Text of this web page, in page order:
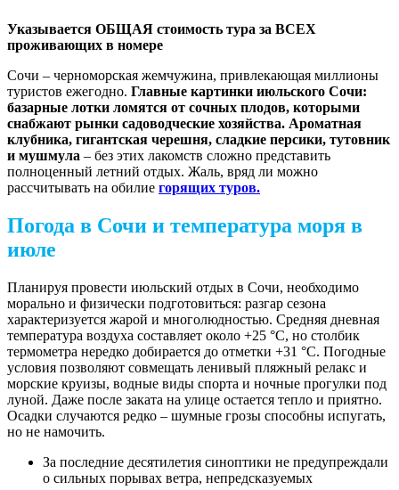
Указывается ОБЩАЯ стоимость тура за ВСЕХ
проживающих в номере
Сочи – черноморская жемчужина, привлекающая миллионы
туристов ежегодно. Главные картинки июльского Сочи:
базарные лотки ломятся от сочных плодов, которыми
снабжают рынки садоводческие хозяйства. Ароматная
клубника, гигантская черешня, сладкие персики, тутовник
и мушмула – без этих лакомств сложно представить
полноценный летний отдых. Жаль, вряд ли можно
рассчитывать на обилие горящих туров.
Погода в Сочи и температура моря в
июле
Планируя провести июльский отдых в Сочи, необходимо
морально и физически подготовиться: разгар сезона
характеризуется жарой и многолюдностью. Средняя дневная
температура воздуха составляет около +25 °C, но столбик
термометра нередко добирается до отметки +31 °C. Погодные
условия позволяют совмещать ленивый пляжный релакс и
морские круизы, водные виды спорта и ночные прогулки под
луной. Даже после заката на улице остается тепло и приятно.
Осадки случаются редко – шумные грозы способны испугать,
но не намочить.
За последние десятилетия синоптики не предупреждали
о сильных порывах ветра, непредсказуемых